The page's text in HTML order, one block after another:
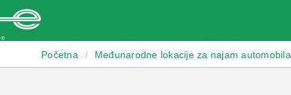
Početna / Međunarodne lokacije za najam automobila